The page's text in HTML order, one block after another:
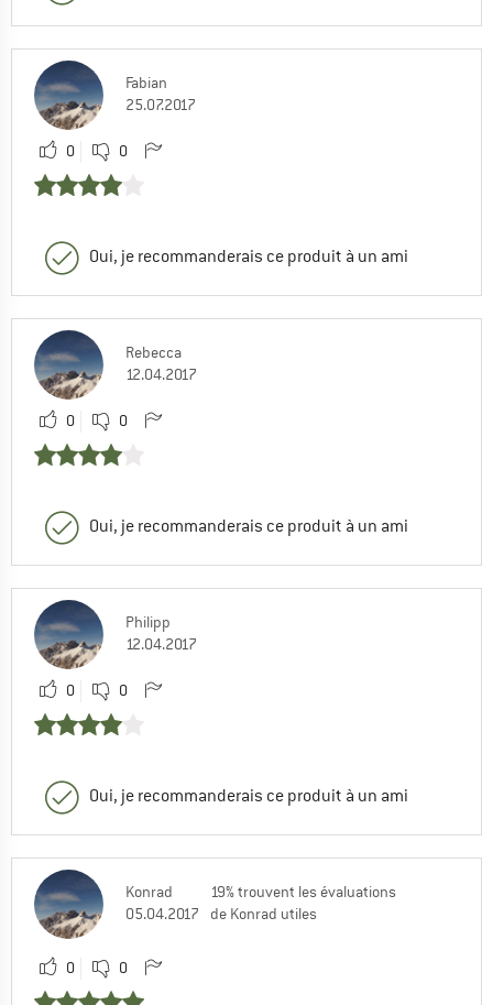
Fabian
25.07.2017
0 0
Oui, je recommanderais ce produit à un ami
Rebecca
12.04.2017
0 0
Oui, je recommanderais ce produit à un ami
Philipp
12.04.2017
0 0
Oui, je recommanderais ce produit à un ami
Konrad
05.04.2017
19% trouvent les évaluations
de Konrad utiles
0 0